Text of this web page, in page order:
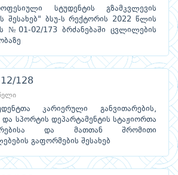
სტუდენტის გზამკვლევის
შესახებ" ბსუ-ს რექტორის 2022 წლის
№01-02/173 ბრძანებაში ცვლილების
128
კარიერული განვითარების,
სპორტის დეპარტამენტის სტაჟიორთა
და მათთან შრომითი
გაფორმების შესახებ